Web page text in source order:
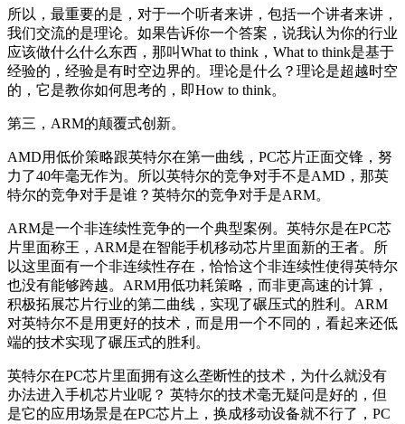
所以，最重要的是，对于一个听者来讲，包括一个讲者来讲，
我们交流的是理论。如果告诉你一个答案，说我认为你的行业
应该做什么什么东西，那叫What to think，What to think是基于
经验的，经验是有时空边界的。理论是什么？理论是超越时空
的，它是教你如何思考的，即How to think。
第三，ARM的颠覆式创新。
AMD用低价策略跟英特尔在第一曲线，PC芯片正面交锋，努
力了40年毫无作为。所以英特尔的竞争对手不是AMD，那英
特尔的竞争对手是谁？英特尔的竞争对手是ARM。
ARM是一个非连续性竞争的一个典型案例。英特尔是在PC芯
片里面称王，ARM是在智能手机移动芯片里面新的王者。所
以这里面有一个非连续性存在，恰恰这个非连续性使得英特尔
也没有能够跨越。ARM用低功耗策略，而非更高速的计算，
积极拓展芯片行业的第二曲线，实现了碾压式的胜利。ARM
对英特尔不是用更好的技术，而是用一个不同的，看起来还低
端的技术实现了碾压式的胜利。
英特尔在PC芯片里面拥有这么垄断性的技术，为什么就没有
办法进入手机芯片业呢？ 英特尔的技术毫无疑问是好的，但
是它的应用场景是在PC芯片上，换成移动设备就不行了，PC